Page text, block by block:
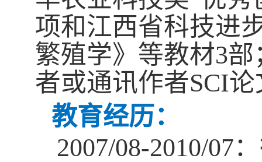
项和江西省科技进
繁殖学》等教材3部
者或通讯作者SCI论
教育经历：
2007/08-2010/07